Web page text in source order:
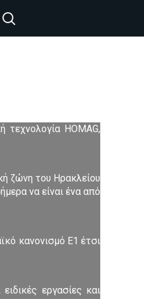
τεχνολογία HOMAG,
ζώνη του Ηρακλείου
να είναι ένα από
κανονισμό Ε1 έτσι
εργασίες και